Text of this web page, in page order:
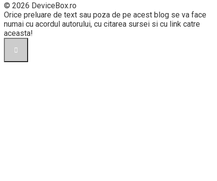
© 2026 DeviceBox.ro
Orice preluare de text sau poza de pe acest blog se va face
numai cu acordul autorului, cu citarea sursei si cu link catre
aceasta!